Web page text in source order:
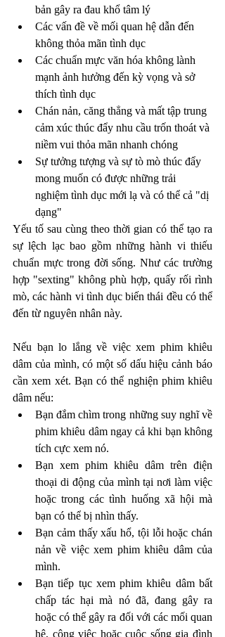
bản gây ra đau khổ tâm lý
Các vấn đề về mối quan hệ dẫn đến
không thỏa mãn tình dục
Các chuẩn mực văn hóa không lành
mạnh ảnh hưởng đến kỳ vọng và sở
thích tình dục
Chán nản, căng thẳng và mất tập trung
cảm xúc thúc đẩy nhu cầu trốn thoát và
niềm vui thỏa mãn nhanh chóng
Sự tưởng tượng và sự tò mò thúc đẩy
mong muốn có được những trải
nghiệm tình dục mới lạ và có thể cả "dị
dạng"
Yếu tố sau cùng theo thời gian có thể tạo ra
sự lệch lạc bao gồm những hành vi thiếu
chuẩn mực trong đời sống. Như các trường
hợp "sexting" không phù hợp, quấy rối rình
mò, các hành vi tình dục biến thái đều có thể
đến từ nguyên nhân này.
Nếu bạn lo lắng về việc xem phim khiêu
dâm của mình, có một số dấu hiệu cảnh báo
cần xem xét. Bạn có thể nghiện phim khiêu
dâm nếu:
Bạn đắm chìm trong những suy nghĩ về
phim khiêu dâm ngay cả khi bạn không
tích cực xem nó.
Bạn xem phim khiêu dâm trên điện
thoại di động của mình tại nơi làm việc
hoặc trong các tình huống xã hội mà
bạn có thể bị nhìn thấy.
Bạn cảm thấy xấu hổ, tội lỗi hoặc chán
nản về việc xem phim khiêu dâm của
mình.
Bạn tiếp tục xem phim khiêu dâm bất
chấp tác hại mà nó đã, đang gây ra
hoặc có thể gây ra đối với các mối quan
hệ, công việc hoặc cuộc sống gia đình